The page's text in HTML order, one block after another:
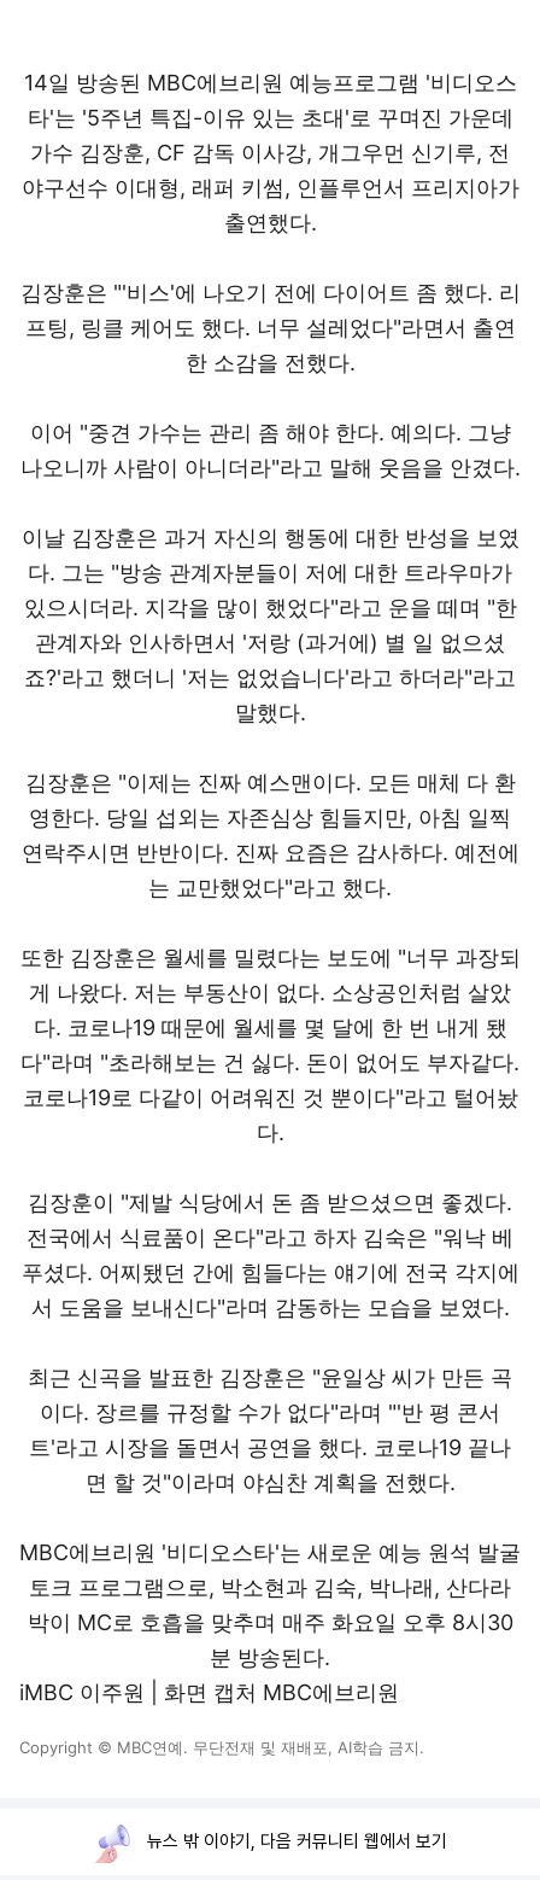
14일 방송된 MBC에브리원 예능프로그램 '비디오스
타'는 '5주년 특집-이유 있는 초대'로 꾸며진 가운데
가수 김장훈, CF 감독 이사강, 개그우먼 신기루, 전
야구선수 이대형, 래퍼 키썸, 인플루언서 프리지아가
출연했다.
김장훈은 "'비스'에 나오기 전에 다이어트 좀 했다. 리
프팅, 링클 케어도 했다. 너무 설레었다"라면서 출연
한 소감을 전했다.
이어 "중견 가수는 관리 좀 해야 한다. 예의다. 그냥
나오니까 사람이 아니더라"라고 말해 웃음을 안겼다.
이날 김장훈은 과거 자신의 행동에 대한 반성을 보였
다. 그는 "방송 관계자분들이 저에 대한 트라우마가
있으시더라. 지각을 많이 했었다"라고 운을 떼며 "한
관계자와 인사하면서 '저랑 (과거에) 별 일 없으셨
죠?'라고 했더니 '저는 없었습니다'라고 하더라"라고
말했다.
김장훈은 "이제는 진짜 예스맨이다. 모든 매체 다 환
영한다. 당일 섭외는 자존심상 힘들지만, 아침 일찍
연락주시면 반반이다. 진짜 요즘은 감사하다. 예전에
는 교만했었다"라고 했다.
또한 김장훈은 월세를 밀렸다는 보도에 "너무 과장되
게 나왔다. 저는 부동산이 없다. 소상공인처럼 살았
다. 코로나19 때문에 월세를 몇 달에 한 번 내게 됐
다"라며 "초라해보는 건 싫다. 돈이 없어도 부자같다.
코로나19로 다같이 어려워진 것 뿐이다"라고 털어놨
다.
김장훈이 "제발 식당에서 돈 좀 받으셨으면 좋겠다.
전국에서 식료품이 온다"라고 하자 김숙은 "워낙 베
푸셨다. 어찌됐던 간에 힘들다는 얘기에 전국 각지에
서 도움을 보내신다"라며 감동하는 모습을 보였다.
최근 신곡을 발표한 김장훈은 "윤일상 씨가 만든 곡
이다. 장르를 규정할 수가 없다"라며 "'반 평 콘서
트'라고 시장을 돌면서 공연을 했다. 코로나19 끝나
면 할 것"이라며 야심찬 계획을 전했다.
MBC에브리원 '비디오스타'는 새로운 예능 원석 발굴
토크 프로그램으로, 박소현과 김숙, 박나래, 산다라
박이 MC로 호흡을 맞추며 매주 화요일 오후 8시30
분 방송된다.
iMBC 이주원 | 화면 캡처 MBC에브리원
Copyright © MBC연예. 무단전재 및 재배포, AI학습 금지.
뉴스 밖 이야기, 다음 커뮤니티 웹에서 보기